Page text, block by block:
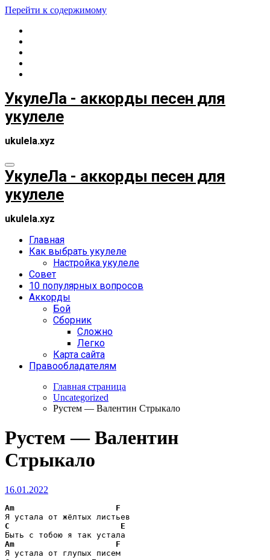
Перейти к содержимому
УкулеЛа - аккорды песен для
укулеле
ukulela.xyz
УкулеЛа - аккорды песен для
укулеле
ukulela.xyz
Главная
Как выбрать укулеле
Настройка укулеле
Совет
10 популярных вопросов
Аккорды
Бой
Сборник
Сложно
Легко
Карта сайта
Правообладателям
Главная страница
Uncategorized
Рустем — Валентин Стрыкало
Рустем — Валентин
Стрыкало
16.01.2022
Am
F
C
E
Am
F